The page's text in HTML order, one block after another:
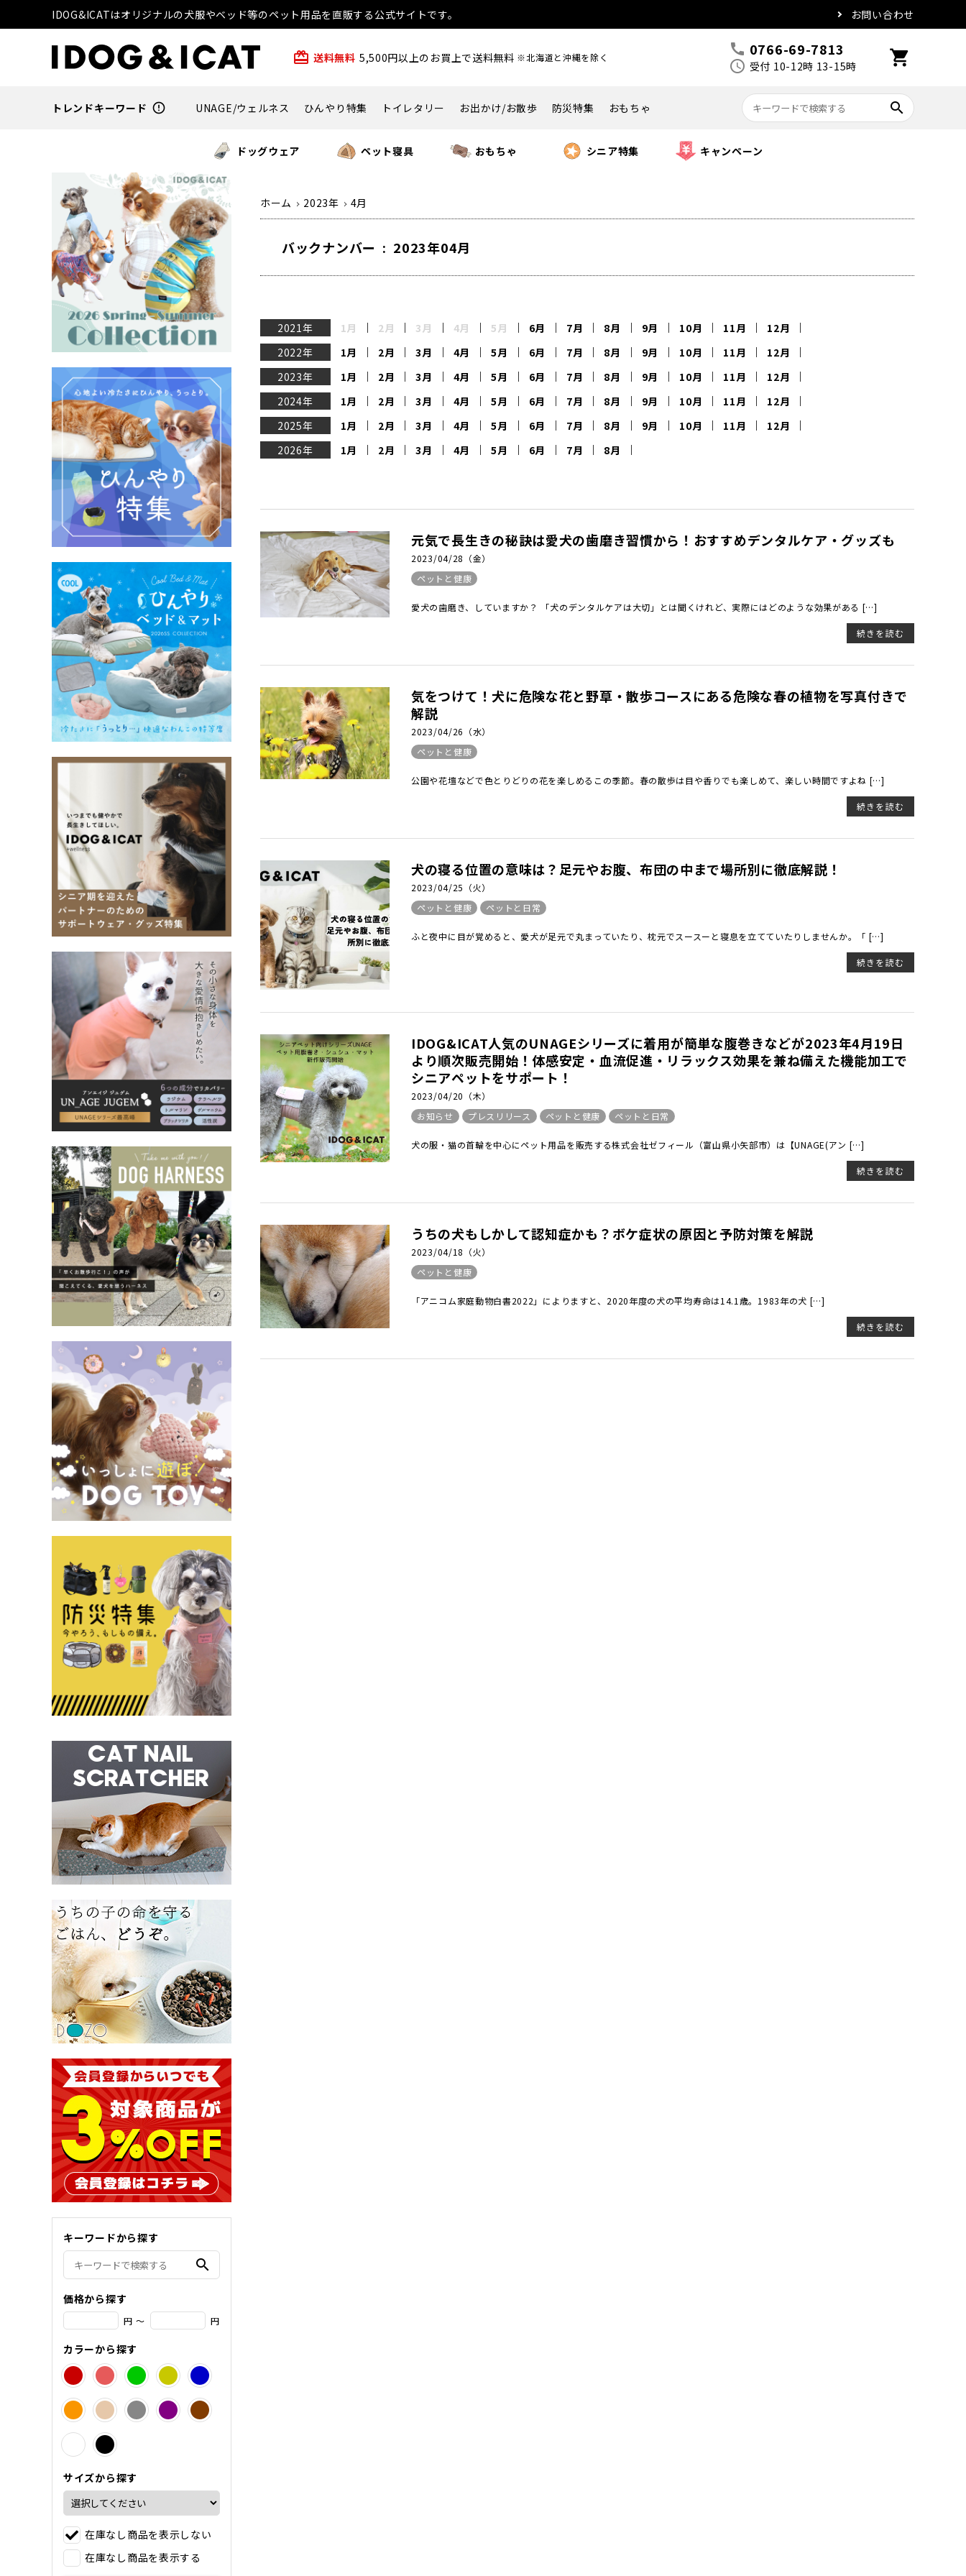
IDOG&ICATはオリジナルの犬服やベッド等のペット用品を直販する公式サイトです。 お問い合わせ
card_giftcard 送料無料 5,500円以上のお買上で送料無料 ※北海道と沖縄を除く call 0766-69-7813
schedule 受付 10-12時 13-15時 shopping_cart
トレンドキーワード error_outline UNAGE/ウェルネス ひんやり特集 トイレタリー お出かけ/お散歩 防災特集 おもちゃ search
ドッグウェア ペット寝具 おもちゃ シニア特集 キャンペーン
ホーム 2023年 4月
バックナンバー : 2023年04月
2021年 1月 2月 3月 4月 5月 6月 7月 8月 9月 10月 11月
12月
2022年
1月 2月 3月 4月 5月 6月 7月 8月 9月 10月 11月
12月
2023年
1月 2月 3月 4月 5月 6月 7月 8月 9月 10月 11月
12月
2024年
1月 2月 3月 4月 5月 6月 7月 8月 9月 10月 11月
12月
2025年
1月 2月 3月 4月 5月 6月 7月 8月 9月 10月 11月
12月
2026年
1月 2月 3月 4月 5月 6月 7月 8月
元気で長生きの秘訣は愛犬の歯磨き習慣から！おすすめデンタルケア・グッズも
2023/04/28（金）
ペットと健康
愛犬の歯磨き、していますか？ 「犬のデンタルケアは大切」とは聞くけれど、実際にはどのような効果がある […]
続きを読む
気をつけて！犬に危険な花と野草・散歩コースにある危険な春の植物を写真付きで
解説
2023/04/26（水）
ペットと健康
公園や花壇などで色とりどりの花を楽しめるこの季節。春の散歩は目や香りでも楽しめて、楽しい時間ですよね […]
続きを読む
犬の寝る位置の意味は？足元やお腹、布団の中まで場所別に徹底解説！
2023/04/25（火）
ペットと健康
ペットと日常
ふと夜中に目が覚めると、愛犬が足元で丸まっていたり、枕元でスースーと寝息を立てていたりしませんか。「 […]
続きを読む
IDOG&ICAT人気のUNAGEシリーズに着用が簡単な腹巻きなどが2023年4月19日
より順次販売開始！体感安定・血流促進・リラックス効果を兼ね備えた機能加工で
シニアペットをサポート！
2023/04/20（木）
お知らせ
プレスリリース ペットと健康 ペットと日常
犬の服・猫の首輪を中心にペット用品を販売する株式会社ゼフィール（富山県小矢部市）は【UNAGE(アン […]
続きを読む
うちの犬もしかして認知症かも？ボケ症状の原因と予防対策を解説
2023/04/18（火）
ペットと健康
「アニコム家庭動物白書2022」によりますと、2020年度の犬の平均寿命は14.1歳。1983年の犬 […]
続きを読む
キーワードから探す
search
価格から探す
円 ～ 円
カラーから探す
サイズから探す
在庫なし商品を表示しない
在庫なし商品を表示する